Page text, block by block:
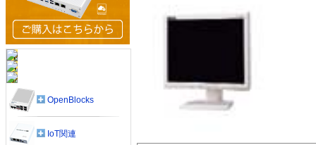
OpenBlocks
IoT関連